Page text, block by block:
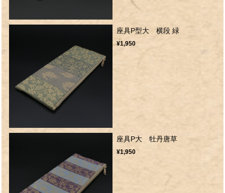
座具P型大 横段 緑
¥1,950
座具P大 牡丹唐草
¥1,950